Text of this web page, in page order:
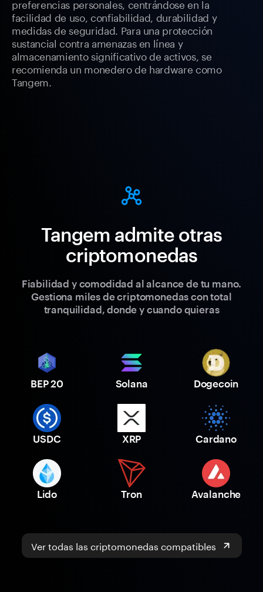
preferencias personales, centrándose en la
facilidad de uso, confiabilidad, durabilidad y
medidas de seguridad. Para una protección
sustancial contra amenazas en línea y
almacenamiento significativo de activos, se
recomienda un monedero de hardware como
Tangem.
Tangem admite otras
criptomonedas
Fiabilidad y comodidad al alcance de tu mano.
Gestiona miles de criptomonedas con total
tranquilidad, donde y cuando quieras
BEP 20 Solana Dogecoin
USDC XRP Cardano
Lido Tron Avalanche
Ver todas las criptomonedas compatibles